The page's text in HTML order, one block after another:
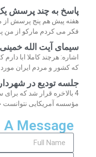
پاسخ به چند پرسش یک
هفته پیش هم پنج پرسش از
فکر می کردم مارکو از من
سیمای آیت الله
اشاره: هرچند کاملا ابا
که کشور و مردم ایران مورد
جلسه تودیع در
4 بالاخره قرار شد که برای
مؤسسه آمریکایی نتوانست
A Message